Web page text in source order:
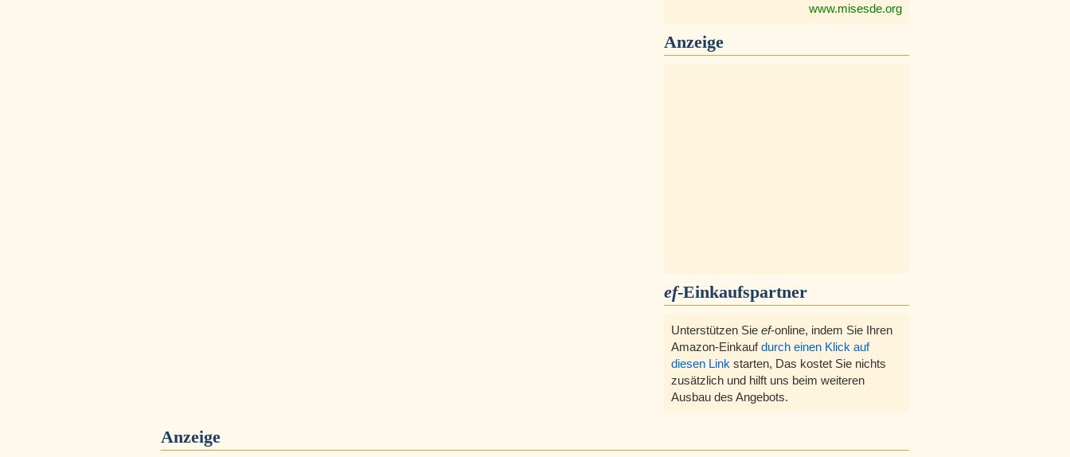
www.misesde.org
Anzeige
ef-Einkaufspartner
Unterstützen Sie ef-online, indem Sie Ihren
Amazon-Einkaufdurch einen Klick auf
diesen Link starten, Das kostet Sie nichts
zusätzlich und hilft uns beim weiteren
Ausbau des Angebots.
Anzeige